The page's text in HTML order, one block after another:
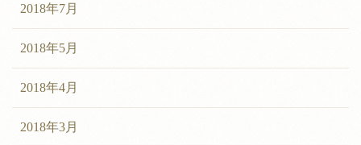
2018年7月
2018年5月
2018年4月
2018年3月